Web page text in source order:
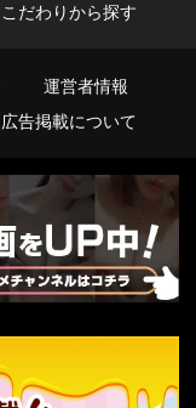
こだわりから探す
運営者情報
広告掲載について